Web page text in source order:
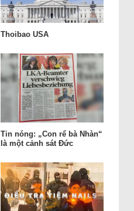
Thoibao USA
Tin nóng: „Con rể bà Nhàn“
là một cảnh sát Đức